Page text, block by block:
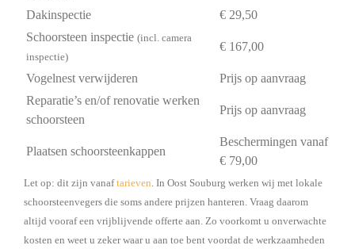
Dakinspectie
€ 29,50
Schoorsteen inspectie (incl. camera
inspectie)
€ 167,00
Vogelnest verwijderen
Prijs op aanvraag
Reparatie’s en/of renovatie werken
schoorsteen
Prijs op aanvraag
Plaatsen schoorsteenkappen
Beschermingen vanaf
€ 79,00
Let op: dit zijn vanaftarieven . In Oost Souburg werken wij met lokale
schoorsteenvegers die soms andere prijzen hanteren. Vraag daarom
altijd vooraf een vrijblijvende offerte aan. Zo voorkomt u onverwachte
kosten en weet u zeker waar u aan toe bent voordat de werkzaamheden